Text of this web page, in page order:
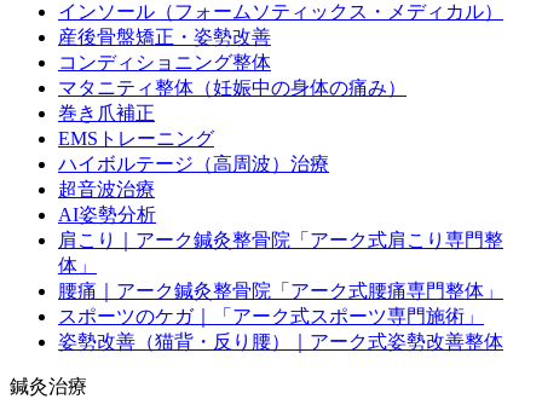
インソール（フォームソティックス・メディカル）
産後骨盤矯正・姿勢改善
コンディショニング整体
マタニティ整体（妊娠中の身体の痛み）
巻き爪補正
EMSトレーニング
ハイボルテージ（高周波）治療
超音波治療
AI姿勢分析
肩こり｜アーク鍼灸整骨院「アーク式肩こり専門整
体」
腰痛｜アーク鍼灸整骨院「アーク式腰痛専門整体」
スポーツのケガ｜「アーク式スポーツ専門施術」
姿勢改善（猫背・反り腰）｜アーク式姿勢改善整体
鍼灸治療